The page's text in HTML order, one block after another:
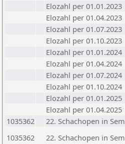
Elozahl per 01.01.2023
Elozahl per 01.04.2023
Elozahl per 01.07.2023
Elozahl per 01.10.2023
Elozahl per 01.01.2024
Elozahl per 01.04.2024
Elozahl per 01.07.2024
Elozahl per 01.10.2024
Elozahl per 01.01.2025
Elozahl per 01.04.2025
1035362
22. Schachopen in
1035362
22. Schachopen in